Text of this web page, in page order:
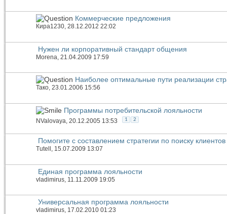
Коммерческие предложения
Кира1230, 28.12.2012 22:02
Нужен ли корпоративный стандарт общения
Morena , 21.04.2009 17:59
Наиболее оптимальные пути реализации
Тако, 23.01.2006 15:56
Программы потребительской лояльности
NValovaya , 20.12.2005 13:53 1 2
Помогите с составлением стратегии по поиску клиентов
Tutell , 15.07.2009 13:07
Единая программа лояльности
vladimirus , 11.11.2009 19:05
Универсальная программа лояльности
vladimirus, 17.02.2010 01:23